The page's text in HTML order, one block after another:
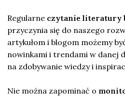
Regularne czytanie literatury
przyczynia się do naszego
artykułom i blogom możemy
nowinkami i trendami w danej
na zdobywanie wiedzy i
Nie można zapominać o